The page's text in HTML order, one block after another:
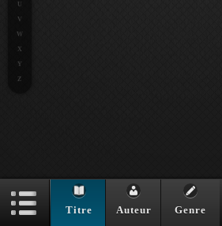
U
V
W
X
Y
Z
Titre Auteur Genre